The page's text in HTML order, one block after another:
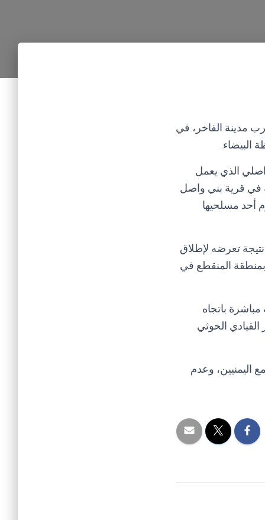
مدينة الفاخر، في
البيضاء.
الذي يعمل
في قرية بني واصل
أحد مسلحيها
تعرضه لإطلاق
المنقطع في
باتجاه
الحوثي
اليمنيين، وعدم